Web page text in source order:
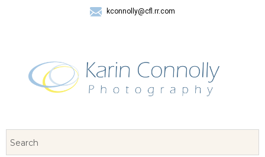
kconnolly@cfl.rr.com